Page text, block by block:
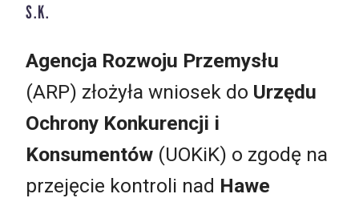
S.K.
Agencja Rozwoju Przemysłu
(ARP) złożyła wniosek do Urzędu
Ochrony Konkurencji i
Konsumentów (UOKiK) o zgodę na
przejęcie kontroli nad Hawe